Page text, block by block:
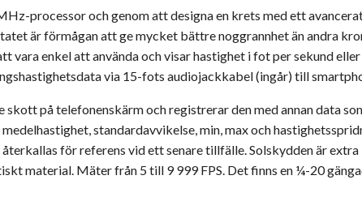
processor och genom att designa en krets med ett
är förmågan att ge mycket bättre noggrannhet än andra
vara enkel att använda och visar hastighet i fot per sekund
via 15-fots audiojackkabel (ingår) till
på telefonenskärm och registrerar den med annan data
standardavvikelse, min, max och
för referens vid ett senare tillfälle. Solskydden är
material. Mäter från 5 till 9 999 FPS. Det finns en ¼-20